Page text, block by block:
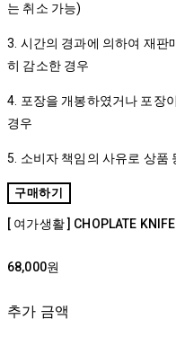
는 취소 가능)
3. 시간의 경과에 의하여 재판
히 감소한 경우
4. 포장을 개봉하였거나 포장
경우
5. 소비자 책임의 사유로 상품
구매하기
[ 여가생활 ] CHOPLATE KNIFE
68,000원
추가 금액